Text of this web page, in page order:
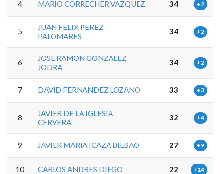
4 MARIO CORRECHER VAZQUEZ 34 +2
5
JUAN FELIX PEREZ
PALOMARES
34 +2
6
JOSE RAMON GONZALEZ
JODRA
34 +2
7 DAVID FERNANDEZ LOZANO 33 +3
8
JAVIER DE LA IGLESIA
CERVERA
32 +4
9 JAVIER MARIA ICAZA BILBAO 27 +9
10 CARLOS ANDRES DIEGO 22 +14